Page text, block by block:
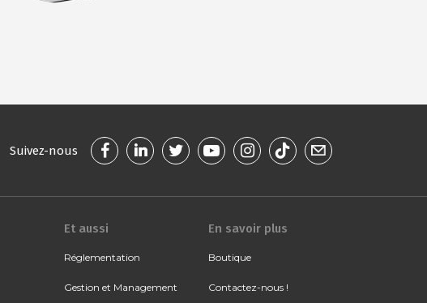
Suivez-nous
Et aussi
Réglementation
Gestion et Management
En savoir plus
Boutique
Contactez-nous !